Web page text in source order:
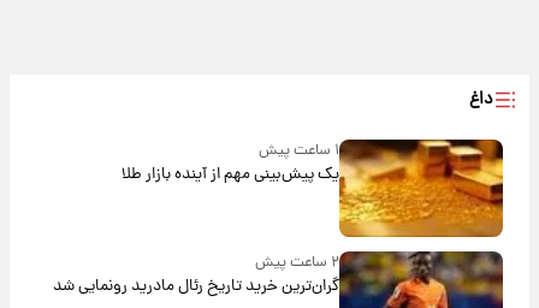
داغ
۱ ساعت پیش
یک پیش‌بینی مهم از آینده بازار طلا
۲ ساعت پیش
گران‌ترین خرید تاریخ رئال مادرید رونمایی شد